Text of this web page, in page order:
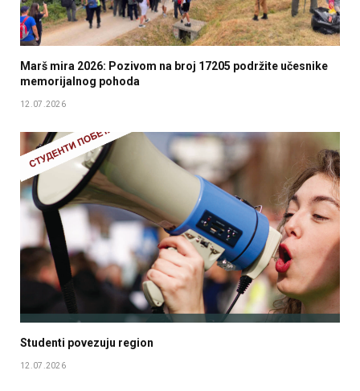
Marš mira 2026: Pozivom na broj 17205 podržite učesnike
memorijalnog pohoda
12.07.2026
Studenti povezuju region
12.07.2026